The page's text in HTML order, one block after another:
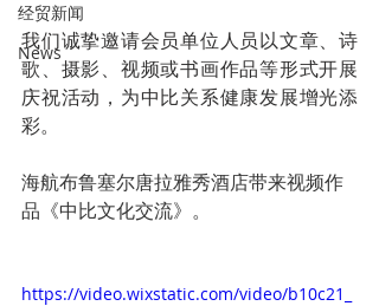
经贸新闻
News
我们诚挚邀请会员单位人员以文章、诗
歌、摄影、视频或书画作品等形式开展
庆祝活动，为中比关系健康发展增光添
彩。
海航布鲁塞尔唐拉雅秀酒店带来视频作
品《中比文化交流》。
https://video.wixstatic.com/video/b10c21_